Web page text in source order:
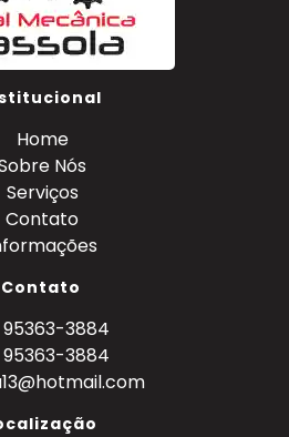
Home
Nós
Serviços
Contato
Contato
95363-3884
95363-3884